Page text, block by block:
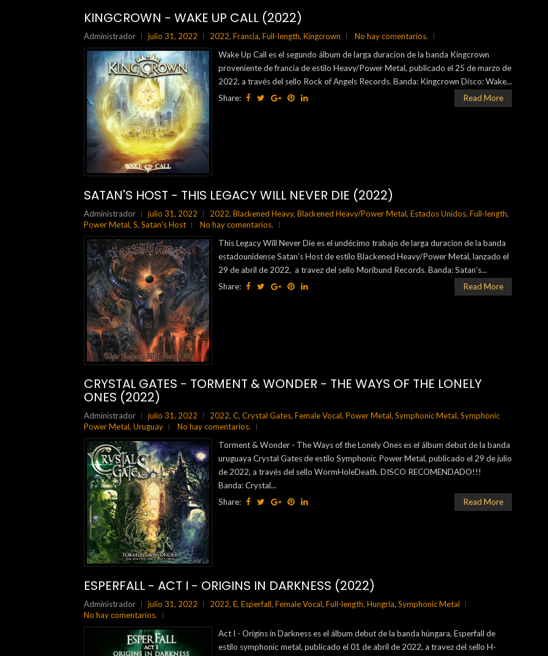
KINGCROWN - WAKE UP CALL (2022)
Administrador julio 31, 2022 2022, Francia, Full-length, Kingcrown
No hay comentarios.
Wake Up Call es el segundo álbum de larga duracion de la banda Kingcrown
proveniente de francia de estilo Heavy/Power Metal, publicado el 25 de marzo de
2022, a través del sello Rock of Angels Records. Banda: Kingcrown Disco: Wake...
Share:
Read More
SATAN'S HOST - THIS LEGACY WILL NEVER DIE (2022)
Administrador julio 31, 2022 2022, Blackened Heavy, Blackened Heavy/Power Metal, Estados Unidos, Full-length,
Power Metal, S, Satan's Host
No hay comentarios.
This Legacy Will Never Die es el undécimo trabajo de larga duracion de la banda
estadounidense Satan's Host de estilo Blackened Heavy/Power Metal, lanzado el
29 de abril de 2022, a travez del sello Moribund Records. Banda: Satan's...
Share:
Read More
CRYSTAL GATES - TORMENT & WONDER - THE WAYS OF THE LONELY
ONES (2022)
Administrador julio 31, 2022 2022, C, Crystal Gates, Female Vocal, Power Metal, Symphonic Metal, Symphonic
Power Metal, Uruguay
No hay comentarios.
Torment & Wonder - The Ways of the Lonely Ones es el álbum debut de la banda
uruguaya Crystal Gates de estilo Symphonic Power Metal, publicado el 29 de julio
de 2022, a través del sello WormHoleDeath. DISCO RECOMENDADO!!!
Banda: Crystal...
Share:
Read More
ESPERFALL - ACT I - ORIGINS IN DARKNESS (2022)
Administrador julio 31, 2022 2022, E, Esperfall, Female Vocal, Full-length, Hungría, Symphonic Metal
No hay comentarios.
Act I - Origins in Darkness es el álbum debut de la banda húngara, Esperfall de
estilo symphonic metal, publicado el 01 de abril de 2022, a travez del sello H-